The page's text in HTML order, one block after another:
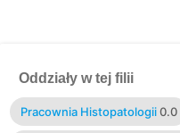
Oddziały w tej filii
Pracownia Histopatologii 0.0